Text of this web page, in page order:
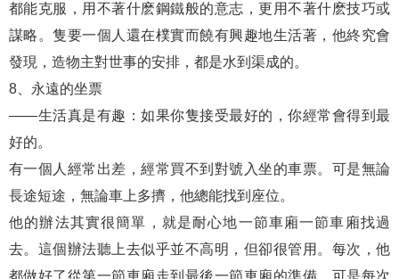
都能克服，用不著什麽鋼鐵般的意志，更用不著什麽技巧或
謀略。隻要一個人還在樸實而饒有興趣地生活著，他終究會
發現，造物主對世事的安排，都是水到渠成的。
8、永遠的坐票
——生活真是有趣：如果你隻接受最好的，你經常會得到最
好的。
有一個人經常出差，經常買不到對號入坐的車票。可是無論
長途短途，無論車上多擠，他總能找到座位。
他的辦法其實很簡單，就是耐心地一節車廂一節車廂找過
去。這個辦法聽上去似乎並不高明，但卻很管用。每次，他
都做好了從第一節車廂走到最後一節車廂的準備，可是每次